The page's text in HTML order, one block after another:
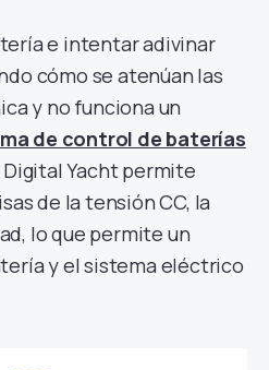
e intentar adivinar
cómo se atenúan las
y no funciona un
de control de baterías
Yacht permite
de la tensión CC, la
lo que permite un
y el sistema eléctrico